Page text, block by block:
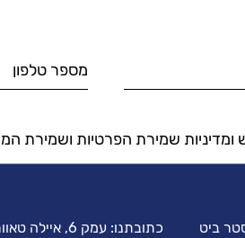
שמירת הפרטיות ושמירת
ביט כתובתנו: עמק 6, איילה טאוורס, באר יעקב